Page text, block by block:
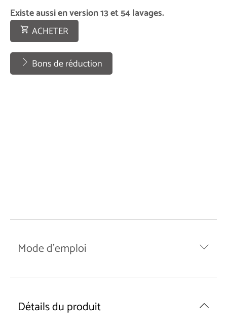
Existe aussi en version 13 et 54 lavages.
ACHETER
Bons de réduction
Mode d’emploi
Détails du produit